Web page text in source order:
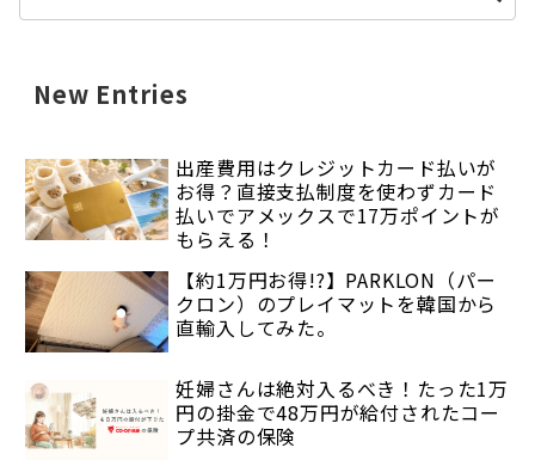
New Entries
出産費用はクレジットカード払いが
お得？直接支払制度を使わずカード
払いでアメックスで17万ポイントが
もらえる！
【約1万円お得!?】PARKLON（パー
クロン）のプレイマットを韓国から
直輸入してみた。
妊婦さんは絶対入るべき！たった1万
円の掛金で48万円が給付されたコー
プ共済の保険